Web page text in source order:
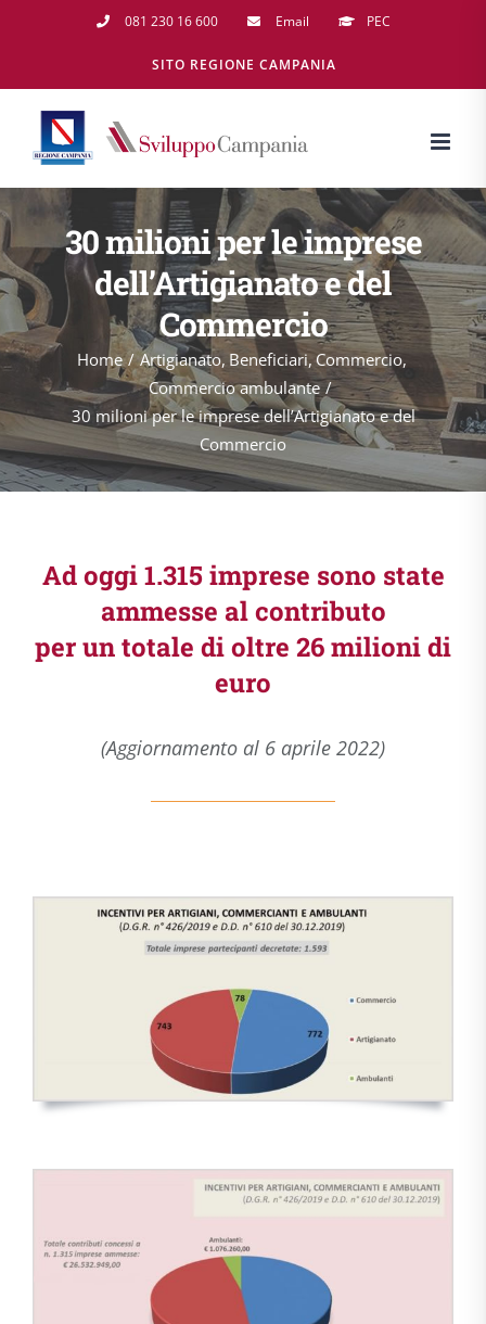
081 230 16 600 Email PEC
SITO REGIONE CAMPANIA
30 milioni per le imprese
dell’Artigianato e del
Commercio
Home Artigianato Beneficiari Commercio
Commercio ambulante
30 milioni per le imprese dell’Artigianato e del
Commercio
Ad oggi 1.315 imprese sono state
ammesse al contributo
per un totale di oltre 26 milioni di
euro
(Aggiornamento al 6 aprile 2022)